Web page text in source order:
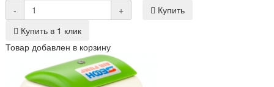
-
+
Купить
Купить в 1 клик
Товар добавлен в корзину